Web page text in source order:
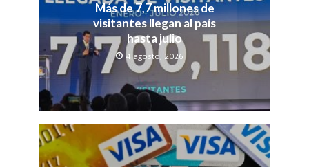
Más de 7,7 millones de
visitantes llegan al país
hasta julio
4 agosto, 2026